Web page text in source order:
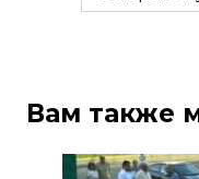
Вам также